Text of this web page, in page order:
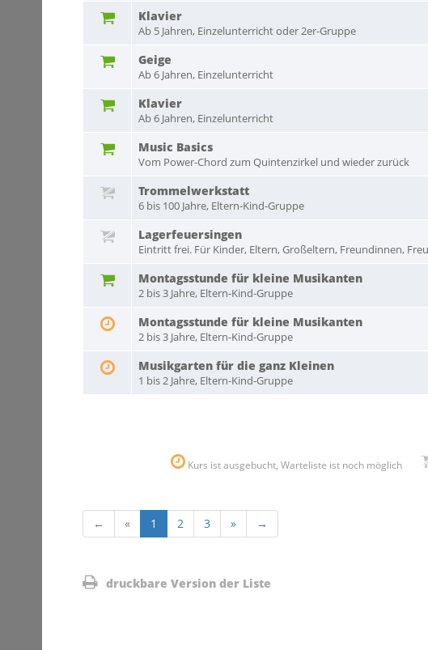
Klavier
Ab 5 Jahren, Einzelunterricht oder 2er-Gruppe
Geige
Ab 6 Jahren, Einzelunterricht
Klavier
Ab 6 Jahren, Einzelunterricht
Music Basics
Vom Power-Chord zum Quintenzirkel und wieder zurück
Trommelwerkstatt
6 bis 100 Jahre, Eltern-Kind-Gruppe
Lagerfeuersingen
Eintritt frei. Für Kinder, Eltern, Großeltern, Freundinnen,
Montagsstunde für kleine Musikanten
2 bis 3 Jahre, Eltern-Kind-Gruppe
Montagsstunde für kleine Musikanten
2 bis 3 Jahre, Eltern-Kind-Gruppe
Musikgarten für die ganz Kleinen
1 bis 2 Jahre, Eltern-Kind-Gruppe
Kurs ist ausgebucht, Warteliste ist noch möglich
← « 1 2 3 » →
druckbare Version der Liste